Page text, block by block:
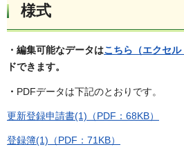
様式
・編集可能なデータはこちら（エクセル
ドできます。
・ PDFデータは下記のとおりです。
更新登録申請書(1)（PDF：68KB）
登録簿(1)（PDF：71KB）